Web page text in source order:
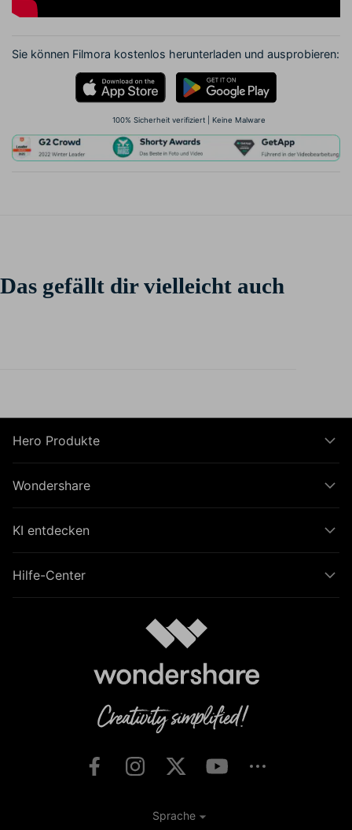
Sie können Filmora kostenlos herunterladen und ausprobieren:
100% Sicherheit verifiziert | Keine Malware
Das gefällt dir vielleicht auch
Hero Produkte
Wondershare
KI entdecken
Hilfe-Center
Sprache